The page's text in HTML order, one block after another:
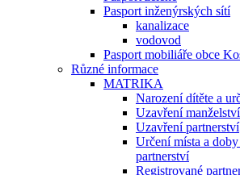
Pasport inženýrských sítí
kanalizace
vodovod
Pasport mobiliáře obce
Různé informace
MATRIKA
Narození dítěte a
Uzavření manželství
Uzavření partnerství
Určení místa a
partnerství
Registrované